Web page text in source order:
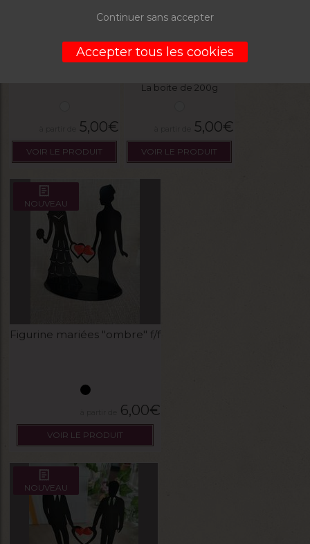
Figurine mariés h/h
5,00€
VOIR LE PRODUIT
Figurine mariées f/f
La boite de 200g
5,00€
VOIR LE PRODUIT
NOUVEAU
Figurine mariées "ombre" f/f
6,00€
VOIR LE PRODUIT
NOUVEAU
Continuer sans accepter
Accepter tous les cookies